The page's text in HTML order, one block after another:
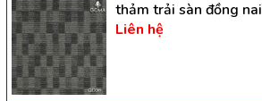
thảm trải sàn đồng nai
Liên hệ